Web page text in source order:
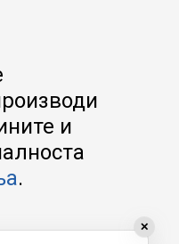
и
.
✕